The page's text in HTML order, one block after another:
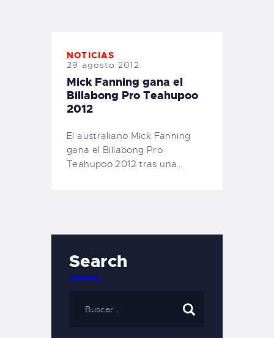
NOTICIAS
29 agosto 2012
Mick Fanning gana el
Billabong Pro Teahupoo
2012
El australiano Mick Fanning
gana el Billabong Pro
Teahupoo 2012 tras una…
Search